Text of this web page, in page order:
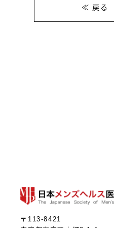
≪ 戻る
〒113-8421